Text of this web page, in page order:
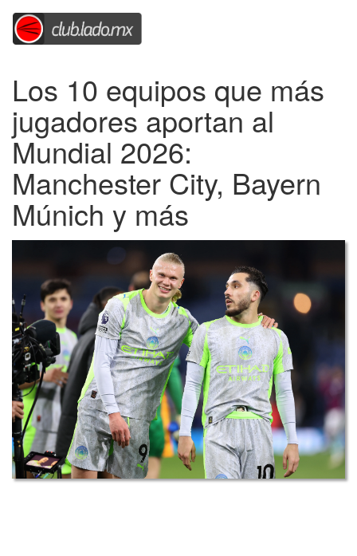
Los 10 equipos que más
jugadores aportan al
Mundial 2026:
Manchester City, Bayern
Múnich y más